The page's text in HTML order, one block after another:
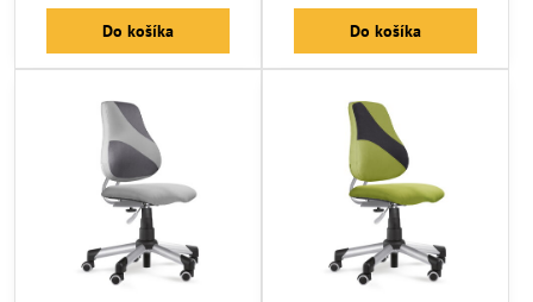
Do košíka Do košíka